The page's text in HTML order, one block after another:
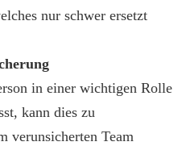
nur schwer ersetzt
in einer wichtigen Rolle
kann dies zu
verunsicherten Team